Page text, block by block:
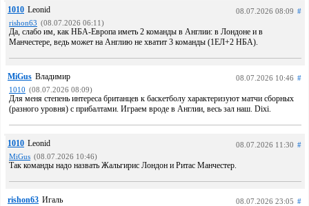
1010 Leonid 08.07.2026 08:09 #
rishon63 (08.07.2026 06:11)
Да, слабо им, как НБА-Европа иметь 2 команды в Англии: в Лондоне и в
Манчестере, ведь может на Англию не хватит 3 команды (1ЕЛ+2 НБА).
MiGus Владимир 08.07.2026 10:46 #
1010 (08.07.2026 08:09)
Для меня степень интереса британцев к баскетболу характеризуют матчи сборных
(разного уровня) с прибалтами. Играем вроде в Англии, весь зал наш. Dixi.
1010 Leonid 08.07.2026 11:30 #
MiGus (08.07.2026 10:46)
Так команды надо назвать Жальгирис Лондон и Ритас Манчестер.
rishon63 Игаль 08.07.2026 23:05 #